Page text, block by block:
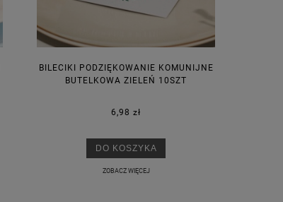
BILECIKI PODZIĘKOWANIE KOMUNIJNE
BUTELKOWA ZIELEŃ 10SZT
6,98 zł
DO KOSZYKA
ZOBACZ WIĘCEJ